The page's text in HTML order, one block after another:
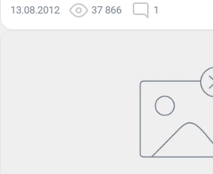
13.08.2012 37 866 1